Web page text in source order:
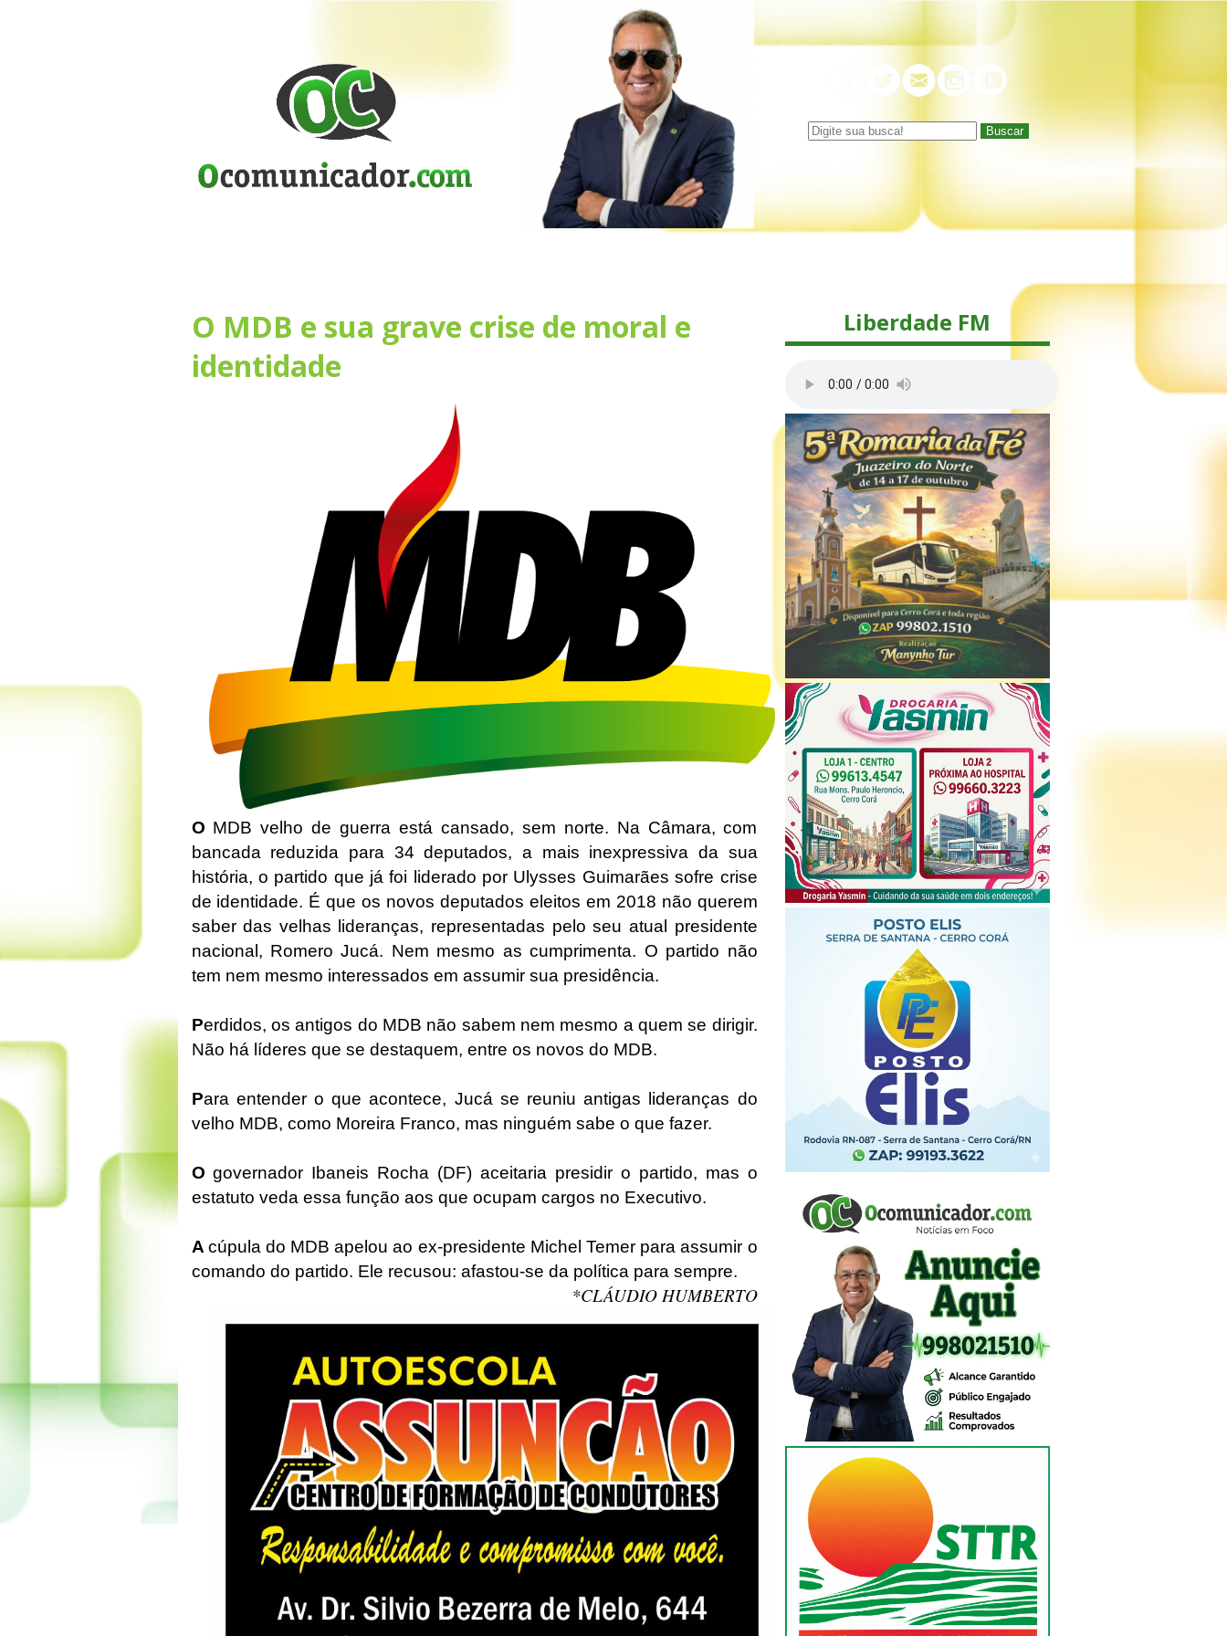
Buscar
O MDB e sua grave crise de moral e
identidade
O MDB velho de guerra está cansado, sem norte. Na Câmara, com
bancada reduzida para 34 deputados, a mais inexpressiva da sua
história, o partido que já foi liderado por Ulysses Guimarães sofre crise
de identidade. É que os novos deputados eleitos em 2018 não querem
saber das velhas lideranças, representadas pelo seu atual presidente
nacional, Romero Jucá. Nem mesmo as cumprimenta. O partido não
tem nem mesmo interessados em assumir sua presidência.
Perdidos, os antigos do MDB não sabem nem mesmo a quem se dirigir.
Não há líderes que se destaquem, entre os novos do MDB.
Para entender o que acontece, Jucá se reuniu antigas lideranças do
velho MDB, como Moreira Franco, mas ninguém sabe o que fazer.
O governador Ibaneis Rocha (DF) aceitaria presidir o partido, mas o
estatuto veda essa função aos que ocupam cargos no Executivo.
A cúpula do MDB apelou ao ex-presidente Michel Temer para assumir o
comando do partido. Ele recusou: afastou-se da política para sempre.
*CLÁUDIO HUMBERTO
Liberdade FM